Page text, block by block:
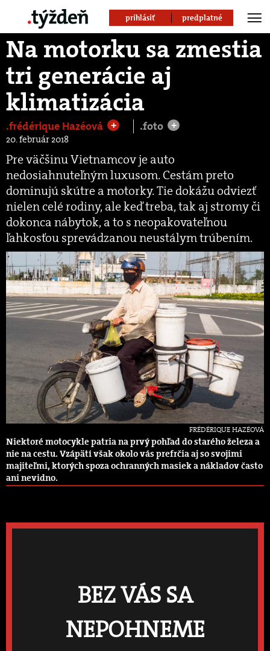
prihlásiť predplatné
Na motorku sa zmestia
tri generácie aj
klimatizácia
.frédérique Hazéová + .foto +
20. február 2018
Pre väčšinu Vietnamcov je auto
nedosiahnuteľným luxusom. Cestám preto
dominujú skútre a motorky. Tie dokážu odviezť
nielen celé rodiny, ale keď treba, tak aj stromy či
dokonca nábytok, a to s neopakovateľnou
ľahkosťou sprevádzanou neustálym trúbením.
FRÉDÉRIQUE HAZÉOVÁ
Niektoré motocykle patria na prvý pohľad do starého železa a
nie na cestu. Vzápätí však okolo vás prefrčia aj so svojimi
majiteľmi, ktorých spoza ochranných masiek a nákladov často
ani nevidno.
BEZ VÁS SA
NEPOHNEME